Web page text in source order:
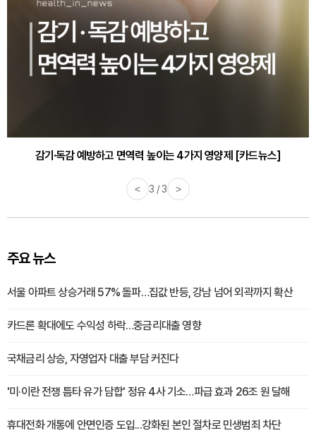
감기·독감 예방하고 면역력 높이는 4가지 영양제 [카드뉴스]
< 3 / 3 >
주요 뉴스
서울 아파트 상승거래 57% 돌파…집값 반등, 강남 넘어 외곽까지 확산
카드론 확대에도 수익성 하락…중금리대출 영향
국채금리 상승, 자영업자 대출 부담 커진다
'미·이란 전쟁 틈타 유가 담합' 정유 4사 기소…파급 효과 26조 원 달해
휴대전화 개통에 안면인증 도입...강화된 본인 절차로 민생범죄 차단